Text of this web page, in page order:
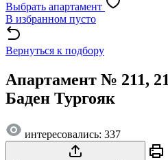
Выбрать апартамент
В избранном пусто
Вернуться к подбору
Апартамент № 211,
Баден Тургояк
интересовались: 337